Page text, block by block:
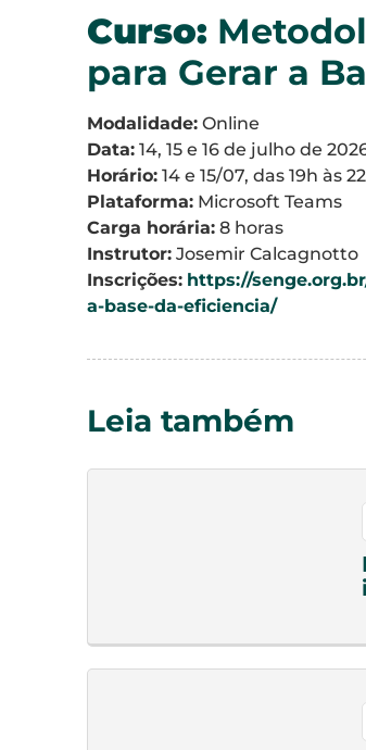
Curso:
para Gerar a
Modalidade: Online
Data: 14, 15 e 16 de julho de
Horário: 14 e 15/07, das 19h às
Plataforma: Microsoft Teams
Carga horária: 8 horas
Instrutor: Josemir Calcagnotto
Inscrições: https://
a-base-da-eficiencia/
Leia também